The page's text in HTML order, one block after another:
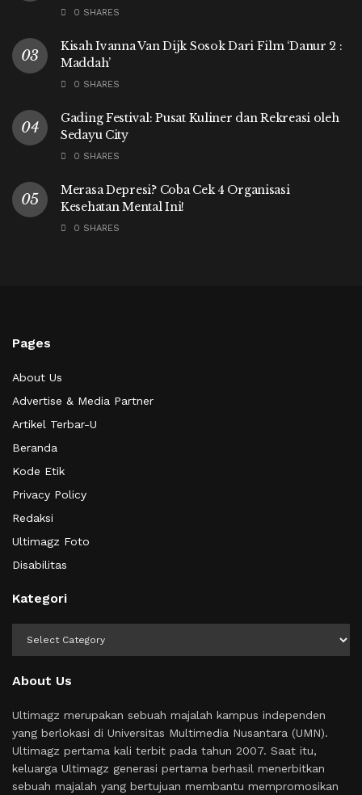
0 SHARES
Kisah Ivanna Van Dijk Sosok Dari Film ‘Danur 2 :
Maddah’
0 SHARES
Gading Festival: Pusat Kuliner dan Rekreasi oleh
Sedayu City
0 SHARES
Merasa Depresi? Coba Cek 4 Organisasi
Kesehatan Mental Ini!
0 SHARES
Pages
About Us
Advertise & Media Partner
Artikel Terbar-U
Beranda
Kode Etik
Privacy Policy
Redaksi
Ultimagz Foto
Disabilitas
Kategori
About Us
Ultimagz merupakan sebuah majalah kampus independen
yang berlokasi di Universitas Multimedia Nusantara (UMN).
Ultimagz pertama kali terbit pada tahun 2007. Saat itu,
keluarga Ultimagz generasi pertama berhasil menerbitkan
sebuah majalah yang bertujuan membantu mempromosikan